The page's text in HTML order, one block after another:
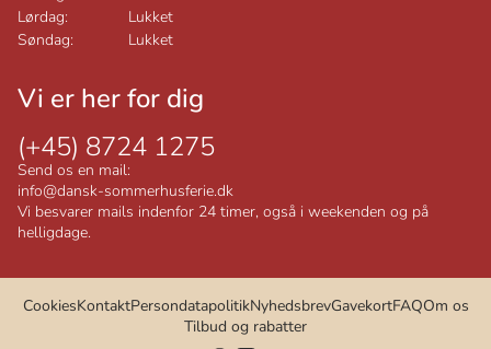
Lørdag:
Lukket
Søndag:
Lukket
Vi er her for dig
(+45) 8724 1275
Send os en mail:
info@dansk-sommerhusferie.dk
Vi besvarer mails indenfor 24 timer, også i weekenden og på
helligdage.
CookiesKontaktPersondatapolitikNyhedsbrevGavekortFAQOm os
Tilbud og rabatter